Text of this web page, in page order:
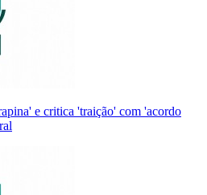
e critica 'traição' com 'acordo